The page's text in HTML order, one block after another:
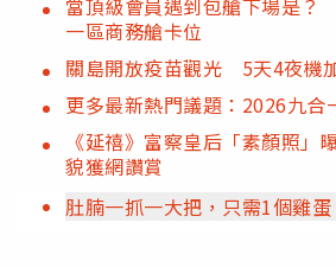
當頂級會員遇到包艙下場是
一區商務艙卡位
關島開放疫苗觀光 5天4夜機
更多最新熱門議題：2026九合
《延禧》富察皇后「素顏照
貌獲網讚賞
肚腩一抓一大把，只需1個雞